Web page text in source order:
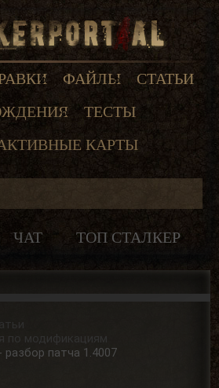
ФАЙЛЫ
СТАТЬИ
ТЕСТЫ
КАРТЫ
ЧАТ ТОП СТАЛКЕР
по модификациям
разбор патча 1.4007